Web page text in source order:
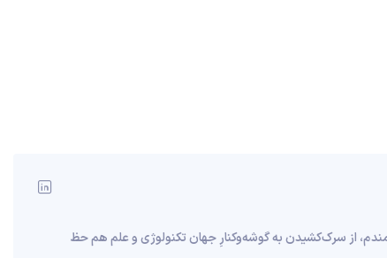
از سرک‌کشیدن به گوشه‌وکنارِ جهان تکنولوژی و علم هم حظ